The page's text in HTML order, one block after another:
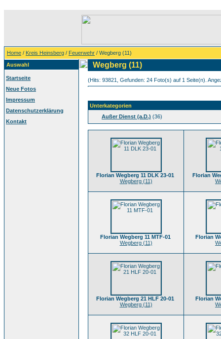
Home / Kreis Heinsberg / Feuerwehr / Wegberg (11)
Auswahl
Startseite
Neue Fotos
Impressum
Datenschutzerklärung
Kontakt
Wegberg (11)
(Hits: 93821, Gefunden: 24 Foto(s) auf 1 Seite(n).
Unterkategorien
Außer Dienst (a.D.) (36)
Florian Wegberg 11 DLK 23-01
Wegberg (11)
Florian
Florian Wegberg 11 MTF-01
Wegberg (11)
Florian
Florian Wegberg 21 HLF 20-01
Wegberg (11)
Florian